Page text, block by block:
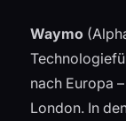
Waymo
nach Europa
London. In